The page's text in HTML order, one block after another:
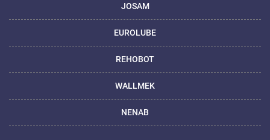
JOSAM
EUROLUBE
REHOBOT
WALLMEK
NENAB